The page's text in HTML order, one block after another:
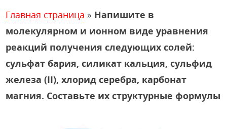
Главная страница » Напишите в
молекулярном и ионном виде уравнения
реакций получения следующих солей:
сульфат бария, силикат кальция, сульфид
железа (II), хлорид серебра, карбонат
магния. Составьте их структурные формулы